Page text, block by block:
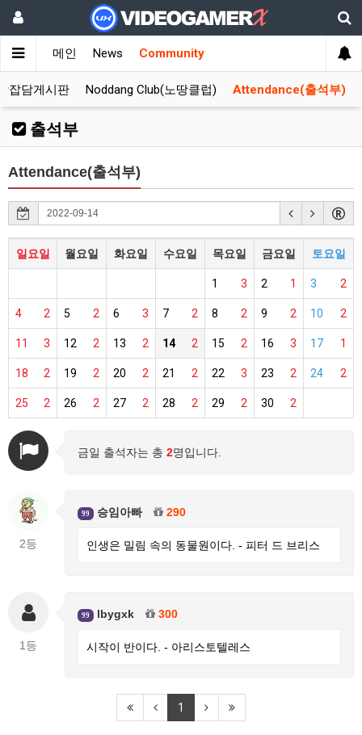
메인 News Community
잡담게시판 Noddang Club(노땅클럽) Attendance(출석부)
출석부
Attendance(출석부)
일요일 월요일 화요일 수요일 목요일 금요일 토요일
3
1 1
2 2
3
2
4 2
5 3
6 2
7 2
8 2
9 2
10
3
11 2
12 2
13 2
14 2
15 3
16 1
17
2
18 2
19 2
20 2
21 3
22 2
23 2
24
2
25 2
26 2
27 2
28 2
29 2
30
금일 출석자는 총 2명입니다.
2등
99 승임아빠 290
인생은 밀림 속의 동물원이다. - 피터 드 브리스
1등
99 lbygxk 300
시작이 반이다. - 아리스토텔레스
1